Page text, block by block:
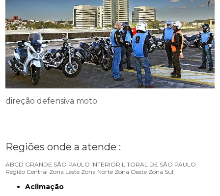
direção defensiva moto
Regiões onde a atende :
ABCD GRANDE SÃO PAULO INTERIOR LITORAL DE SÃO PAULO
Região Central Zona Leste Zona Norte Zona Oeste Zona Sul
Aclimação